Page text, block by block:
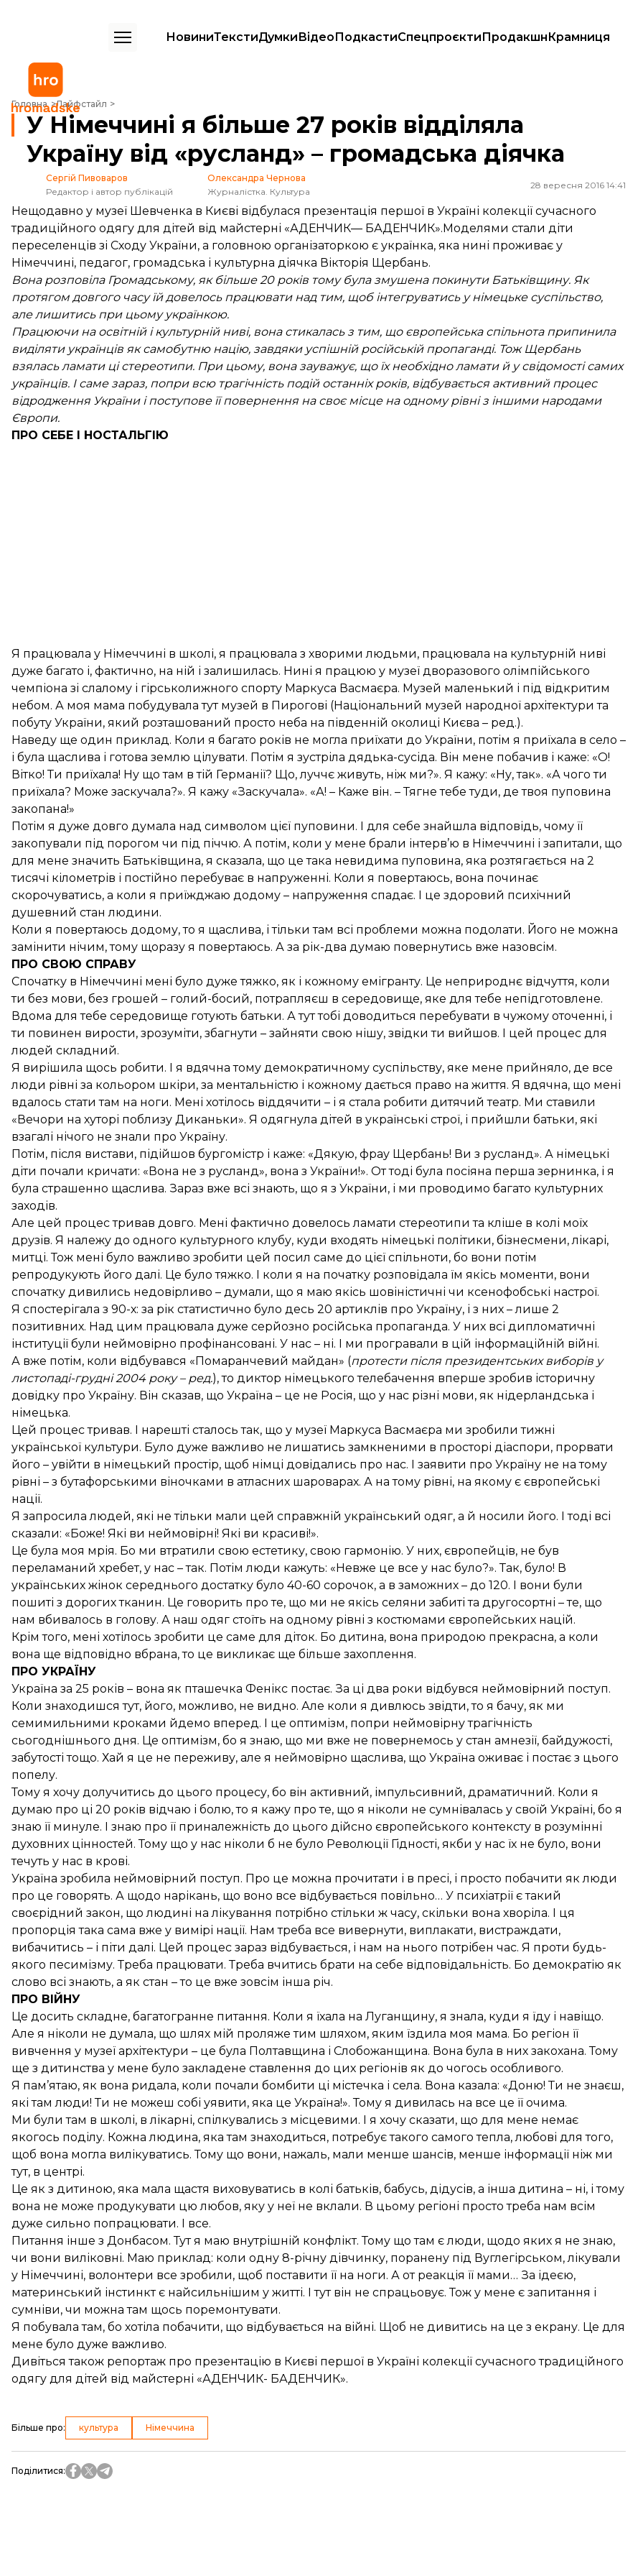
НовиниТекстиДумкиВідеоПодкастиСпецпроєктиПродакшнКрамниця
Головна Лайфстайл
У Німеччині я більше 27 років відділяла Україну від «русланд» – громадська діячка
У Німеччині я більше 27 років відділяла
Україну від «русланд» – громадська діячка
Сергій Пивоваров
Редактор і автор публікацій
Олександра Чернова
Журналістка. Культура
28 вересня 2016 14:41
Нещодавно у музеї Шевченка в Києві відбулася презентація першої в Україні колекції сучасного
традиційного одягу для дітей від майстерні «АДЕНЧИК— БАДЕНЧИК».Моделями стали діти
переселенців зі Сходу України, а головною організаторкою є українка, яка нині проживає у
Німеччині, педагог, громадська і культурна діячка Вікторія Щербань.
Вона розповіла Громадському, як більше 20 років тому була змушена покинути Батьківщину. Як
протягом довгого часу їй довелось працювати над тим, щоб інтегруватись у німецьке суспільство,
але лишитись при цьому українкою.
Працюючи на освітній і культурній ниві, вона стикалась з тим, що європейська спільнота припинила
виділяти українців як самобутню націю, завдяки успішній російській пропаганді. Тож Щербань
взялась ламати ці стереотипи. При цьому, вона зауважує, що їх необхідно ламати й у свідомості самих
українців. І саме зараз, попри всю трагічність подій останніх років, відбувається активний процес
відродження України і поступове її повернення на своє місце на одному рівні з іншими народами
Європи.
ПРО СЕБЕ І НОСТАЛЬГІЮ
Я працювала у Німеччині в школі, я працювала з хворими людьми, працювала на культурній ниві
дуже багато і, фактично, на ній і залишилась. Нині я працюю у музеї дворазового олімпійського
чемпіона зі слалому і гірськолижного спорту Маркуса Васмаєра. Музей маленький і під відкритим
небом. А моя мама побудувала тут музей в Пирогові (Національний музей народної архітектури та
побуту України, який розташований просто неба на південній околиці Києва – ред.).
Наведу ще один приклад. Коли я багато років не могла приїхати до України, потім я приїхала в село –
і була щаслива і готова землю цілувати. Потім я зустріла дядька-сусіда. Він мене побачив і каже: «О!
Вітко! Ти приїхала! Ну що там в тій Германії? Що, луччє живуть, ніж ми?». Я кажу: «Ну, так». «А чого ти
приїхала? Може заскучала?». Я кажу «Заскучала». «А! – Каже він. – Тягне тебе туди, де твоя пуповина
закопана!»
Потім я дуже довго думала над символом цієї пуповини. І для себе знайшла відповідь, чому її
закопували під порогом чи під піччю. А потім, коли у мене брали інтерв’ю в Німеччині і запитали, що
для мене значить Батьківщина, я сказала, що це така невидима пуповина, яка розтягається на 2
тисячі кілометрів і постійно перебуває в напруженні. Коли я повертаюсь, вона починає
скорочуватись, а коли я приїжджаю додому – напруження спадає. І це здоровий психічний
душевний стан людини.
Коли я повертаюсь додому, то я щаслива, і тільки там всі проблеми можна подолати. Його не можна
замінити нічим, тому щоразу я повертаюсь. А за рік-два думаю повернутись вже назовсім.
ПРО СВОЮ СПРАВУ
Спочатку в Німеччині мені було дуже тяжко, як і кожному емігранту. Це неприроднє відчуття, коли
ти без мови, без грошей – голий-босий, потрапляєш в середовище, яке для тебе непідготовлене.
Вдома для тебе середовище готують батьки. А тут тобі доводиться перебувати в чужому оточенні, і
ти повинен вирости, зрозуміти, збагнути – зайняти свою нішу, звідки ти вийшов. І цей процес для
людей складний.
Я вирішила щось робити. І я вдячна тому демократичному суспільству, яке мене прийняло, де все
люди рівні за кольором шкіри, за ментальністю і кожному дається право на життя. Я вдячна, що мені
вдалось стати там на ноги. Мені хотілось віддячити – і я стала робити дитячий театр. Ми ставили
«Вечори на хуторі поблизу Диканьки». Я одягнула дітей в українські строї, і прийшли батьки, які
взагалі нічого не знали про Україну.
Потім, після вистави, підійшов бургомістр і каже: «Дякую, фрау Щербань! Ви з русланд». А німецькі
діти почали кричати: «Вона не з русланд», вона з України!». От тоді була посіяна перша зернинка, і я
була страшенно щаслива. Зараз вже всі знають, що я з України, і ми проводимо багато культурних
заходів.
Але цей процес тривав довго. Мені фактично довелось ламати стереотипи та кліше в колі моїх
друзів. Я належу до одного культурного клубу, куди входять німецькі політики, бізнесмени, лікарі,
митці. Тож мені було важливо зробити цей посил саме до цієї спільноти, бо вони потім
репродукують його далі. Це було тяжко. І коли я на початку розповідала їм якісь моменти, вони
спочатку дивились недовірливо – думали, що я маю якісь шовіністичні чи ксенофобські настрої.
Я спостерігала з 90-х: за рік статистично було десь 20 артиклів про Україну, і з них – лише 2
позитивних. Над цим працювала дуже серйозно російська пропаганда. У них всі дипломатичні
інституції були неймовірно профінансовані. У нас – ні. І ми програвали в цій інформаційній війні.
А вже потім, коли відбувався «Помаранчевий майдан» (протести після президентських виборів у
листопаді-грудні 2004 року – ред.), то диктор німецького телебачення вперше зробив історичну
довідку про Україну. Він сказав, що Україна – це не Росія, що у нас різні мови, як нідерландська і
німецька.
Цей процес тривав. І нарешті сталось так, що у музеї Маркуса Васмаєра ми зробили тижні
української культури. Було дуже важливо не лишатись замкненими в просторі діаспори, прорвати
його – увійти в німецький простір, щоб німці довідались про нас. І заявити про Україну не на тому
рівні – з бутафорськими віночками в атласних шароварах. А на тому рівні, на якому є європейські
нації.
Я запросила людей, які не тільки мали цей справжній український одяг, а й носили його. І тоді всі
сказали: «Боже! Які ви неймовірні! Які ви красиві!».
Це була моя мрія. Бо ми втратили свою естетику, свою гармонію. У них, європейців, не був
переламаний хребет, у нас – так. Потім люди кажуть: «Невже це все у нас було?». Так, було! В
українських жінок середнього достатку було 40-60 сорочок, а в заможних – до 120. І вони були
пошиті з дорогих тканин. Це говорить про те, що ми не якісь селяни забиті та другосортні – те, що
нам вбивалось в голову. А наш одяг стоїть на одному рівні з костюмами європейських націй.
Крім того, мені хотілось зробити це саме для діток. Бо дитина, вона природою прекрасна, а коли
вона ще відповідно вбрана, то це викликає ще більше захоплення.
ПРО УКРАЇНУ
Україна за 25 років – вона як пташечка Фенікс постає. За ці два роки відбувся неймовірний поступ.
Коли знаходишся тут, його, можливо, не видно. Але коли я дивлюсь звідти, то я бачу, як ми
семимильними кроками йдемо вперед. І це оптимізм, попри неймовірну трагічність
сьогоднішнього дня. Це оптимізм, бо я знаю, що ми вже не повернемось у стан амнезії, байдужості,
забутості тощо. Хай я це не переживу, але я неймовірно щаслива, що Україна оживає і постає з цього
попелу.
Тому я хочу долучитись до цього процесу, бо він активний, імпульсивний, драматичний. Коли я
думаю про ці 20 років відчаю і болю, то я кажу про те, що я ніколи не сумнівалась у своїй Україні, бо я
знаю її минуле. І знаю про її приналежність до цього дійсно європейського контексту в розумінні
духовних цінностей. Тому що у нас ніколи б не було Революції Гідності, якби у нас їх не було, вони
течуть у нас в крові.
Україна зробила неймовірний поступ. Про це можна прочитати і в пресі, і просто побачити як люди
про це говорять. А щодо нарікань, що воно все відбувається повільно… У психіатрії є такий
своєрідний закон, що людині на лікування потрібно стільки ж часу, скільки вона хворіла. І ця
пропорція така сама вже у вимірі нації. Нам треба все вивернути, виплакати, вистраждати,
вибачитись – і піти далі. Цей процес зараз відбувається, і нам на нього потрібен час. Я проти будь-
якого песимізму. Треба працювати. Треба вчитись брати на себе відповідальність. Бо демократію як
слово всі знають, а як стан – то це вже зовсім інша річ.
ПРО ВІЙНУ
Це досить складне, багатогранне питання. Коли я їхала на Луганщину, я знала, куди я їду і навіщо.
Але я ніколи не думала, що шлях мій проляже тим шляхом, яким їздила моя мама. Бо регіон її
вивчення у музеї архітектури – це була Полтавщина і Слобожанщина. Вона була в них закохана. Тому
ще з дитинства у мене було закладене ставлення до цих регіонів як до чогось особливого.
Я пам’ятаю, як вона ридала, коли почали бомбити ці містечка і села. Вона казала: «Доню! Ти не знаєш,
які там люди! Ти не можеш собі уявити, яка це Україна!». Тому я дивилась на все це її очима.
Ми були там в школі, в лікарні, спілкувались з місцевими. І я хочу сказати, що для мене немає
якогось поділу. Кожна людина, яка там знаходиться, потребує такого самого тепла, любові для того,
щоб вона могла вилікуватись. Тому що вони, нажаль, мали менше шансів, менше інформації ніж ми
тут, в центрі.
Це як з дитиною, яка мала щастя виховуватись в колі батьків, бабусь, дідусів, а інша дитина – ні, і тому
вона не може продукувати цю любов, яку у неї не вклали. В цьому регіоні просто треба нам всім
дуже сильно попрацювати. І все.
Питання інше з Донбасом. Тут я маю внутрішній конфлікт. Тому що там є люди, щодо яких я не знаю,
чи вони виліковні. Маю приклад: коли одну 8-річну дівчинку, поранену під Вуглегірськом, лікували
у Німеччині, волонтери все зробили, щоб поставити її на ноги. А от реакція її мами… За ідеєю,
материнський інстинкт є найсильнішим у житті. І тут він не спрацьовує. Тож у мене є запитання і
сумніви, чи можна там щось поремонтувати.
Я побувала там, бо хотіла побачити, що відбувається на війні. Щоб не дивитись на це з екрану. Це для
мене було дуже важливо.
Дивіться також репортаж про презентацію в Києві першої в Україні колекції сучасного традиційного
одягу для дітей від майстерні «АДЕНЧИК- БАДЕНЧИК».
Більше про: культура Німеччина
Поділитися: